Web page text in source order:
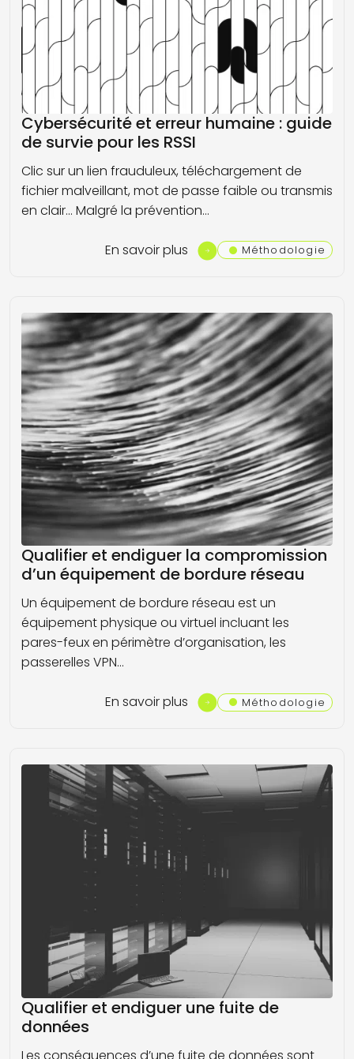
Cybersécurité et erreur humaine : guide
de survie pour les RSSI
Clic sur un lien frauduleux, téléchargement de
fichier malveillant, mot de passe faible ou transmis
en clair... Malgré la prévention…
En savoir plus Méthodologie
Qualifier et endiguer la compromission
d’un équipement de bordure réseau
Un équipement de bordure réseau est un
équipement physique ou virtuel incluant les
pares-feux en périmètre d’organisation, les
passerelles VPN…
En savoir plus Méthodologie
Qualifier et endiguer une fuite de
données
Les conséquences d’une fuite de données sont